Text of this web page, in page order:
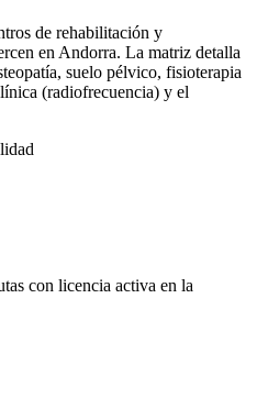
de rehabilitación y
en Andorra. La matriz detalla
suelo pélvico, fisioterapia
(radiofrecuencia) y el
con licencia activa en la